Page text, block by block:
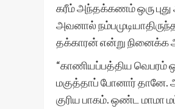
கரீம் அந்தக்கணம் ஒரு
அவனால்
தக்காரன் என்று நினைக்க
“காணியப்பத்திய
மகுத்தாப் போனார் தானே.
குரிய பாகம். ஒண்ட மாமா